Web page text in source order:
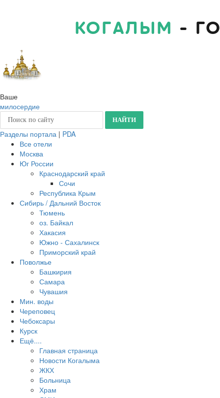
КОГАЛЫМ -
Ваше
милосердие
Разделы портала | PDA
Все отели
Москва
Юг России
Краснодарский край
Сочи
Республика Крым
Сибирь / Дальний Восток
Тюмень
оз. Байкал
Хакасия
Южно - Сахалинск
Приморский край
Поволжье
Башкирия
Самара
Чувашия
Мин. воды
Череповец
Чебоксары
Курск
Ещё....
Главная страница
Новости Когалыма
ЖКХ
Больница
Храм